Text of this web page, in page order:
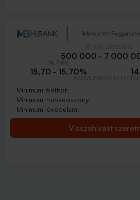
Minősített
500 000 - 7 000
15,70 - 15,70%
Minimum életkor:
Minimum munkaviszony:
Minimum jövedelem:
Visszahívást